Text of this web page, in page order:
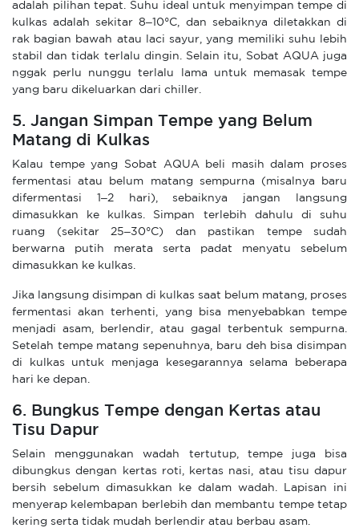
adalah pilihan tepat. Suhu ideal untuk menyimpan tempe di
kulkas adalah sekitar 8–10°C, dan sebaiknya diletakkan di
rak bagian bawah atau laci sayur, yang memiliki suhu lebih
stabil dan tidak terlalu dingin. Selain itu, Sobat AQUA juga
nggak perlu nunggu terlalu lama untuk memasak tempe
yang baru dikeluarkan dari chiller.
5. Jangan Simpan Tempe yang Belum
Matang di Kulkas
Kalau tempe yang Sobat AQUA beli masih dalam proses
fermentasi atau belum matang sempurna (misalnya baru
difermentasi 1–2 hari), sebaiknya jangan langsung
dimasukkan ke kulkas. Simpan terlebih dahulu di suhu
ruang (sekitar 25–30°C) dan pastikan tempe sudah
berwarna putih merata serta padat menyatu sebelum
dimasukkan ke kulkas.
Jika langsung disimpan di kulkas saat belum matang, proses
fermentasi akan terhenti, yang bisa menyebabkan tempe
menjadi asam, berlendir, atau gagal terbentuk sempurna.
Setelah tempe matang sepenuhnya, baru deh bisa disimpan
di kulkas untuk menjaga kesegarannya selama beberapa
hari ke depan.
6. Bungkus Tempe dengan Kertas atau
Tisu Dapur
Selain menggunakan wadah tertutup, tempe juga bisa
dibungkus dengan kertas roti, kertas nasi, atau tisu dapur
bersih sebelum dimasukkan ke dalam wadah. Lapisan ini
menyerap kelembapan berlebih dan membantu tempe tetap
kering serta tidak mudah berlendir atau berbau asam.